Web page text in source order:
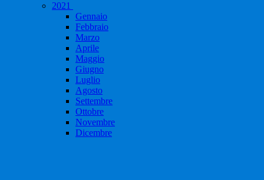
2021
Gennaio
Febbraio
Marzo
Aprile
Maggio
Giugno
Luglio
Agosto
Settembre
Ottobre
Novembre
Dicembre